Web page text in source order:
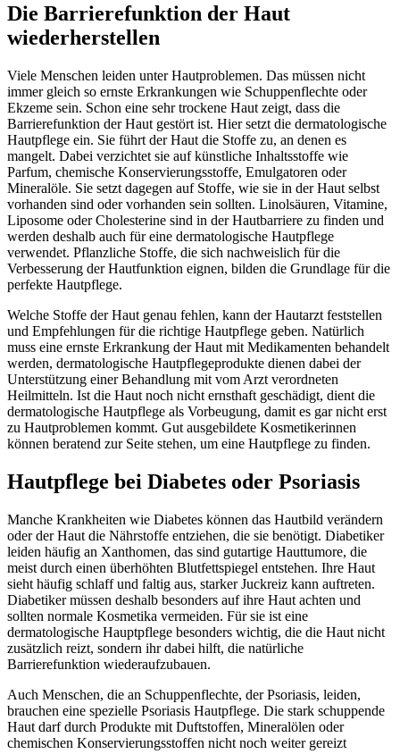
Die Barrierefunktion der Haut
wiederherstellen
Viele Menschen leiden unter Hautproblemen. Das müssen nicht
immer gleich so ernste Erkrankungen wie Schuppenflechte oder
Ekzeme sein. Schon eine sehr trockene Haut zeigt, dass die
Barrierefunktion der Haut gestört ist. Hier setzt die dermatologische
Hautpflege ein. Sie führt der Haut die Stoffe zu, an denen es
mangelt. Dabei verzichtet sie auf künstliche Inhaltsstoffe wie
Parfum, chemische Konservierungsstoffe, Emulgatoren oder
Mineralöle. Sie setzt dagegen auf Stoffe, wie sie in der Haut selbst
vorhanden sind oder vorhanden sein sollten. Linolsäuren, Vitamine,
Liposome oder Cholesterine sind in der Hautbarriere zu finden und
werden deshalb auch für eine dermatologische Hautpflege
verwendet. Pflanzliche Stoffe, die sich nachweislich für die
Verbesserung der Hautfunktion eignen, bilden die Grundlage für die
perfekte Hautpflege.
Welche Stoffe der Haut genau fehlen, kann der Hautarzt feststellen
und Empfehlungen für die richtige Hautpflege geben. Natürlich
muss eine ernste Erkrankung der Haut mit Medikamenten behandelt
werden, dermatologische Hautpflegeprodukte dienen dabei der
Unterstützung einer Behandlung mit vom Arzt verordneten
Heilmitteln. Ist die Haut noch nicht ernsthaft geschädigt, dient die
dermatologische Hautpflege als Vorbeugung, damit es gar nicht erst
zu Hautproblemen kommt. Gut ausgebildete Kosmetikerinnen
können beratend zur Seite stehen, um eine Hautpflege zu finden.
Hautpflege bei Diabetes oder Psoriasis
Manche Krankheiten wie Diabetes können das Hautbild verändern
oder der Haut die Nährstoffe entziehen, die sie benötigt. Diabetiker
leiden häufig an Xanthomen, das sind gutartige Hauttumore, die
meist durch einen überhöhten Blutfettspiegel entstehen. Ihre Haut
sieht häufig schlaff und faltig aus, starker Juckreiz kann auftreten.
Diabetiker müssen deshalb besonders auf ihre Haut achten und
sollten normale Kosmetika vermeiden. Für sie ist eine
dermatologische Hauptpflege besonders wichtig, die die Haut nicht
zusätzlich reizt, sondern ihr dabei hilft, die natürliche
Barrierefunktion wiederaufzubauen.
Auch Menschen, die an Schuppenflechte, der Psoriasis, leiden,
brauchen eine spezielle Psoriasis Hautpflege. Die stark schuppende
Haut darf durch Produkte mit Duftstoffen, Mineralölen oder
chemischen Konservierungsstoffen nicht noch weiter gereizt